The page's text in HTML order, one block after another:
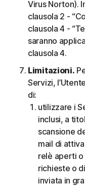
Virus Norton).
clausola 2 -
clausola 4 -
saranno
clausola 4.
Limitazioni.
Servizi,
di:
utilizzare i
inclusi, a
scansione
mail di
relè aperti o
richieste o
inviata in